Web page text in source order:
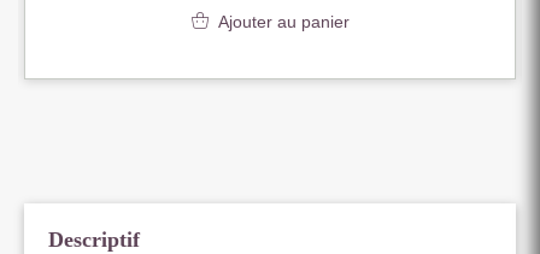
Ajouter au panier
Descriptif